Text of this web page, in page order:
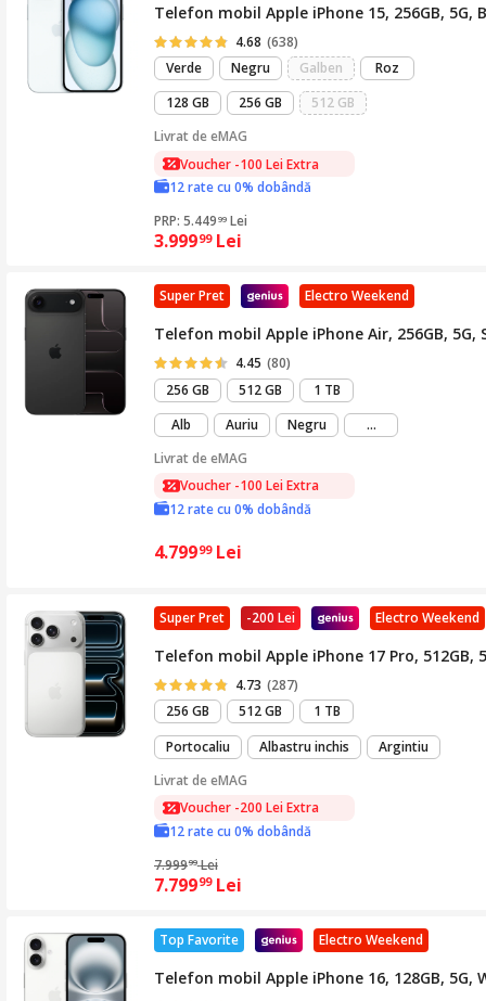
Telefon mobil Apple iPhone 15, 256GB, 5G,
4.68 (638)
Verde
Negru Galben
Roz
128 GB
256 GB
512 GB
Livrat deeMAG
Voucher -100 Lei Extra
12 rate cu 0% dobândă
PRP: 5.449 99 Lei
3.99999 Lei
Electro Weekend
Super Pret
Telefon mobil Apple iPhone Air, 256GB, 5G,
4.45 (80)
256 GB
512 GB
1 TB
Alb
Auriu Negru ...mai
Livrat deeMAG
Voucher -100 Lei Extra
12 rate cu 0% dobândă
4.79999 Lei
Electro Weekend
-200 Lei
Super Pret
Telefon mobil Apple iPhone 17 Pro, 512GB,
4.73 (287)
256 GB
512 GB
1 TB
Portocaliu
Albastru inchis
Argintiu
Livrat deeMAG
Voucher -200 Lei Extra
12 rate cu 0% dobândă
7.99999 Lei
7.79999 Lei
Electro Weekend
Top Favorite
Telefon mobil Apple iPhone 16, 128GB, 5G,